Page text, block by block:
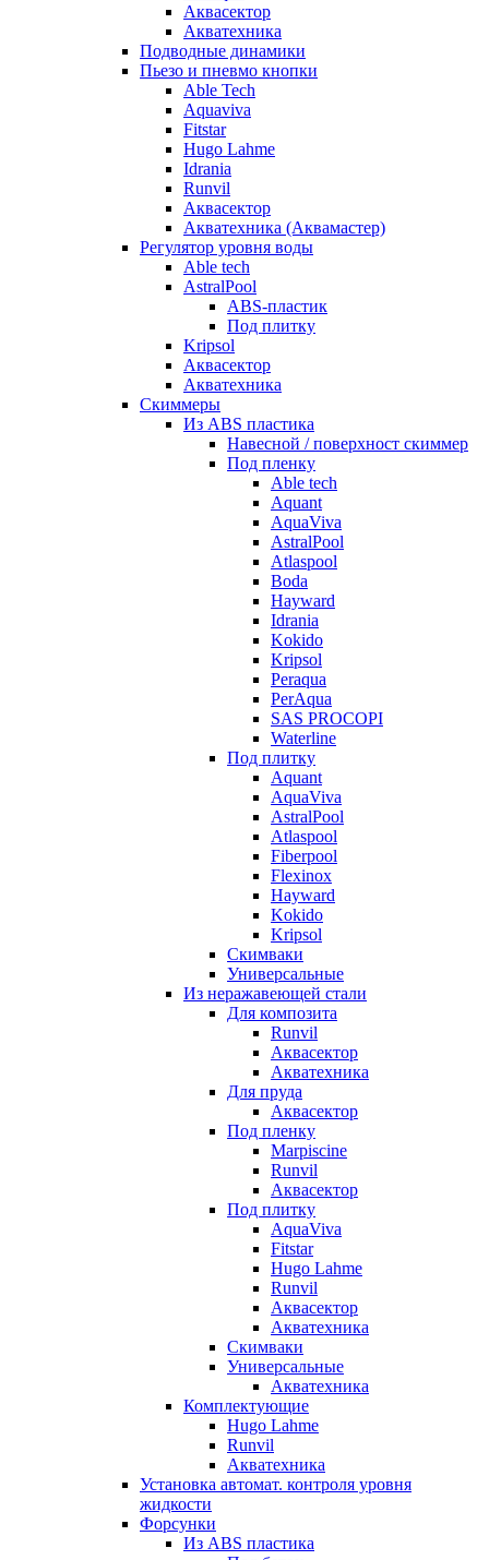
Аквасектор
Акватехника
Подводные динамики
Пьезо и пневмо кнопки
Able Tech
Aquaviva
Fitstar
Hugo Lahme
Idrania
Runvil
Аквасектор
Акватехника (Аквамастер)
Регулятор уровня воды
Able tech
AstralPool
ABS-пластик
Под плитку
Kripsol
Аквасектор
Акватехника
Скиммеры
Из ABS пластика
Навесной / поверхност скиммер
Под пленку
Able tech
Aquant
AquaViva
AstralPool
Atlaspool
Boda
Hayward
Idrania
Kokido
Kripsol
Peraqua
PerAqua
SAS PROCOPI
Waterline
Под плитку
Aquant
AquaViva
AstralPool
Atlaspool
Fiberpool
Flexinox
Hayward
Kokido
Kripsol
Скимваки
Универсальные
Из неражавеющей стали
Для композита
Runvil
Аквасектор
Акватехника
Для пруда
Аквасектор
Под пленку
Marpiscine
Runvil
Аквасектор
Под плитку
AquaViva
Fitstar
Hugo Lahme
Runvil
Аквасектор
Акватехника
Скимваки
Универсальные
Акватехника
Комплектующие
Hugo Lahme
Runvil
Акватехника
Установка автомат. контроля уровня
жидкости
Форсунки
Из ABS пластика